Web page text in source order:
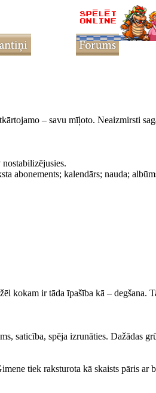
– savu mīļoto. Neaizmirsti
abonements; kalendārs; nauda;
ir tāda īpašība kā – degšana.
saticība, spēja izrunāties. Dažādas
tiek raksturota kā skaists pāris ar